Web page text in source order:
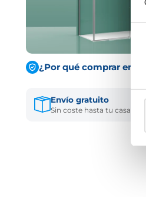
¿Por qué comprar en
Envío gratuito
Sin coste hasta tu casa